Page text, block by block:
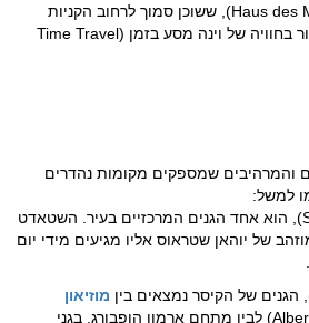
Show), עולם הים (Haus des Meeres), ששוכן סמוך לרחוב הקניות
מריה היפלר שטראסה וביקור בחוויה של וינה מסע בזמן (Time Travel
והמרהיבים שמספקים מקומות נהדרים
למשל:
הפארק העירוני (Stadtpark), הוא אחד הגנים המרכזיים בעיר. השטאדט
של יוהאן שטראוס אליו מגיעים מידי יום
מוזיאון
(Albertina Museum) לבין מתחם ארמון הופבורג. בגני